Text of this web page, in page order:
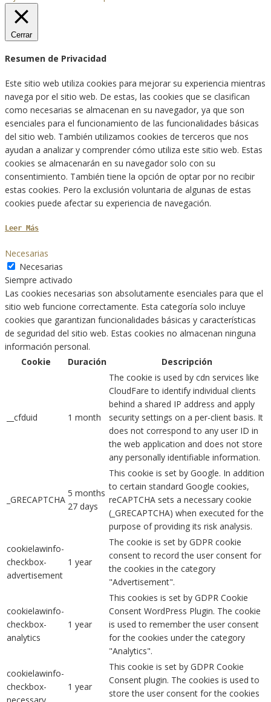
Cerrar
Resumen de Privacidad
Este sitio web utiliza cookies para mejorar su experiencia mientras
navega por el sitio web. De estas, las cookies que se clasifican
como necesarias se almacenan en su navegador, ya que son
esenciales para el funcionamiento de las funcionalidades básicas
del sitio web. También utilizamos cookies de terceros que nos
ayudan a analizar y comprender cómo utiliza este sitio web. Estas
cookies se almacenarán en su navegador solo con su
consentimiento. También tiene la opción de optar por no recibir
estas cookies. Pero la exclusión voluntaria de algunas de estas
cookies puede afectar su experiencia de navegación.
Leer Más
Necesarias
Necesarias
Siempre activado
Las cookies necesarias son absolutamente esenciales para que el
sitio web funcione correctamente. Esta categoría solo incluye
cookies que garantizan funcionalidades básicas y características
de seguridad del sitio web. Estas cookies no almacenan ninguna
información personal.
Cookie
Duración Descripción
__cfduid 1 month
The cookie is used by cdn services like
CloudFare to identify individual clients
behind a shared IP address and apply
security settings on a per-client basis. It
does not correspond to any user ID in
the web application and does not store
any personally identifiable information.
_GRECAPTCHA
5 months
27 days
This cookie is set by Google. In addition
to certain standard Google cookies,
reCAPTCHA sets a necessary cookie
(_GRECAPTCHA) when executed for the
purpose of providing its risk analysis.
cookielawinfo-
checkbox-
advertisement
1 year
The cookie is set by GDPR cookie
consent to record the user consent for
the cookies in the category
"Advertisement".
cookielawinfo-
checkbox-
analytics
1 year
This cookies is set by GDPR Cookie
Consent WordPress Plugin. The cookie
is used to remember the user consent
for the cookies under the category
"Analytics".
cookielawinfo-
checkbox-
1 year
This cookie is set by GDPR Cookie
Consent plugin. The cookies is used to
store the user consent for the cookies